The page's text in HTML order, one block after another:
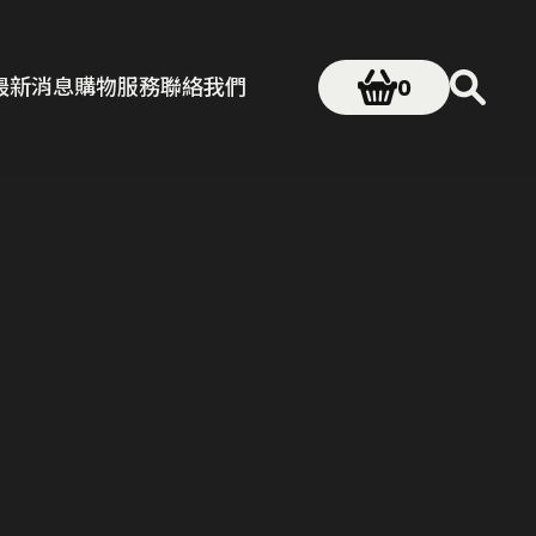
新消息購物服務聯絡我們 0